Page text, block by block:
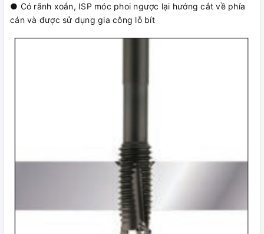
● Có rãnh xoắn, ISP móc phoi ngược lại hướng cắt về phía
cán và được sử dụng gia công lỗ bít